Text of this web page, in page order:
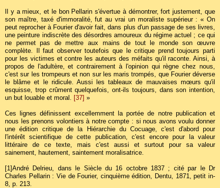
Il y a mieux, et le bon Pellarin s'évertue à démontrer, fort justement, que
son maître, taxé d'immoralité, fut au vrai un moraliste supérieur : « On
peut reprocher à Fourier d'avoir fait, dans plus d'un passage de ses livres,
une peinture indiscrète des désordres amoureux du régime actuel ; ce qui
ne permet pas de mettre aux mains de tout le monde son œuvre
complète. Il faut observer toutefois que le critique prend toujours parti
pour les victimes et contre les auteurs des méfaits qu'il raconte. Ainsi, à
propos de l'adultère, et contrairement à l'opinion qui règne chez nous,
c'est sur les trompeurs et non sur les maris trompés, que Fourier déverse
le blâme et le ridicule. Aussi les tableaux de mauvaises mœurs qu'il
esquisse, trop crûment quelquefois, ont-ils toujours, dans son intention,
un but louable et moral. [37] »
Ces lignes définissent excellemment la portée de notre publication et
nous les prenons volontiers à notre compte : si nous avons voulu donner
une édition critique de la Hiérarchie du Cocuage, c'est d'abord pour
l'intérêt scientifique de cette publication, c'est encore pour la valeur
littéraire de ce texte, mais c'est aussi et surtout pour sa valeur
sainement, hautement, saintement moralisatrice.
[1]André Delrieu, dans le Siècle du 16 octobre 1837 ; cité par le Dr
Charles Pellarin : Vie de Fourier, cinquième édition, Dentu, 1871, petit in-
8, p. 213.